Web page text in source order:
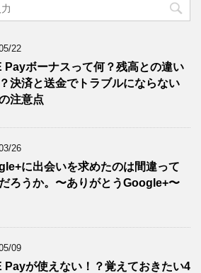
22
Payボーナスって何？残高との違い
決済と送金でトラブルにならない
注意点
26
に出会いを求めたのは間違って
ろうか。〜ありがとうGoogle+〜
09
Payが使えない！？覚えておきたい4